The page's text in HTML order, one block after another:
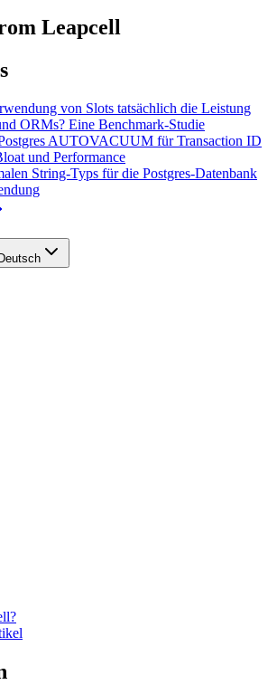
Leapcell
von Slots tatsächlich die Leistung
ORMs? Eine Benchmark-Studie
AUTOVACUUM für Transaction ID
und Performance
String-Typs für die Postgres-Datenbank